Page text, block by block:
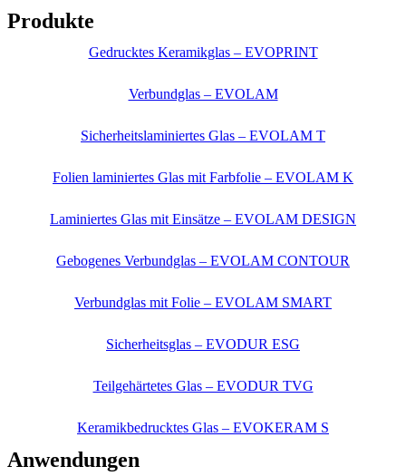
Produkte
Gedrucktes Keramikglas – EVOPRINT
Verbundglas – EVOLAM
Sicherheitslaminiertes Glas – EVOLAM T
Folien laminiertes Glas mit Farbfolie – EVOLAM K
Laminiertes Glas mit Einsätze – EVOLAM DESIGN
Gebogenes Verbundglas – EVOLAM CONTOUR
Verbundglas mit Folie – EVOLAM SMART
Sicherheitsglas – EVODUR ESG
Teilgehärtetes Glas – EVODUR TVG
Keramikbedrucktes Glas – EVOKERAM S
Anwendungen